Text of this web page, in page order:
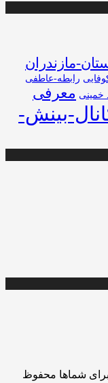
مازندران
رابطه-عاطفی
خمینی معرفی
بینش-
سایت برای شماها محفوظ